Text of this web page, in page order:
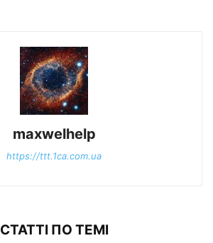
maxwelhelp
https://ttt.1ca.com.ua
СТАТТІ ПО ТЕМІ